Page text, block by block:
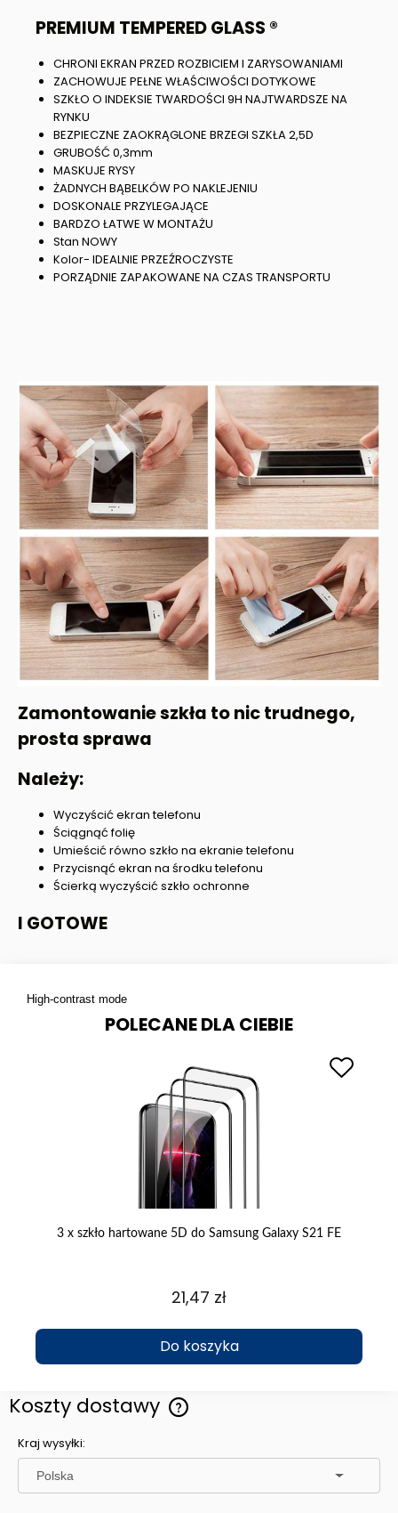
PREMIUM TEMPERED GLASS ®
CHRONI EKRAN PRZED ROZBICIEM I ZARYSOWANIAMI
ZACHOWUJE PEŁNE WŁAŚCIWOŚCI DOTYKOWE
SZKŁO O INDEKSIE TWARDOŚCI 9H NAJTWARDSZE NA
RYNKU
BEZPIECZNE ZAOKRĄGLONE BRZEGI SZKŁA 2,5D
GRUBOŚĆ 0,3mm
MASKUJE RYSY
ŻADNYCH BĄBELKÓW PO NAKLEJENIU
DOSKONALE PRZYLEGAJĄCE
BARDZO ŁATWE W MONTAŻU
Stan NOWY
Kolor- IDEALNIE PRZEŹROCZYSTE
PORZĄDNIE ZAPAKOWANE NA CZAS TRANSPORTU
Zamontowanie szkła to nic trudnego,
prosta sprawa
Należy:
Wyczyścić ekran telefonu
Ściągnąć folię
Umieścić równo szkło na ekranie telefonu
Przycisnąć ekran na środku telefonu
Ścierką wyczyścić szkło ochronne
I GOTOWE
High-contrast mode
POLECANE DLA CIEBIE
3 x szkło hartowane 5D do Samsung Galaxy S21 FE
21,47 zł
Do koszyka
Koszty dostawy
Cena nie zawiera ewentualnych kosztów płatności
Kraj wysyłki: